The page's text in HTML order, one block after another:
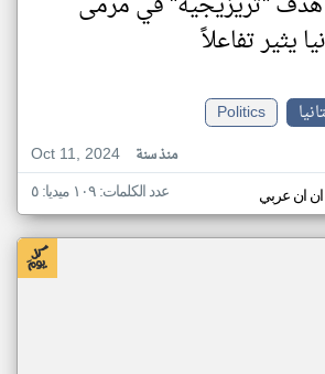
يثير تفاعلاً
Politics
Oct 11, 2024
منذ سنة
ان عربي عدد الكلمات: ١٠٩ ميديا: ٥